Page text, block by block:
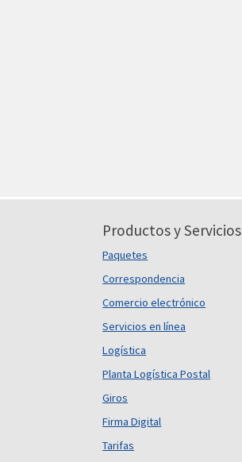
Productos y Servicios
Paquetes
Correspondencia
Comercio electrónico
Servicios en línea
Logística
Planta Logística Postal
Giros
Firma Digital
Tarifas